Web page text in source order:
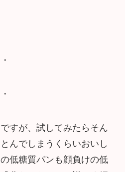
すが、試してみたらそん
んでしまうくらいおいし
低糖質パンも顔負けの低